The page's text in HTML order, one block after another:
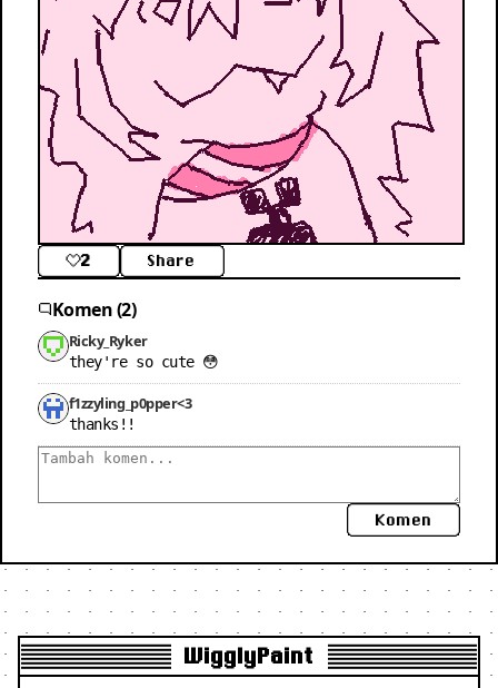
2 Share
Komen (2)
Ricky_Ryker
they're so cute 😳
f1zzyling_p0pper<3
thanks!!
Komen
WigglyPaint